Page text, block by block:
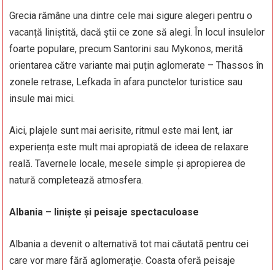
Grecia rămâne una dintre cele mai sigure alegeri pentru o
vacanță liniștită, dacă știi ce zone să alegi. În locul insulelor
foarte populare, precum Santorini sau Mykonos, merită
orientarea către variante mai puțin aglomerate – Thassos în
zonele retrase, Lefkada în afara punctelor turistice sau
insule mai mici.
Aici, plajele sunt mai aerisite, ritmul este mai lent, iar
experiența este mult mai apropiată de ideea de relaxare
reală. Tavernele locale, mesele simple și apropierea de
natură completează atmosfera.
Albania – liniște și peisaje spectaculoase
Albania a devenit o alternativă tot mai căutată pentru cei
care vor mare fără aglomerație. Coasta oferă peisaje